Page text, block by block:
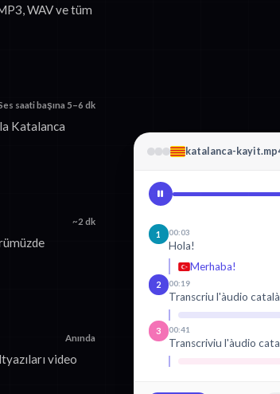
WAV ve tüm
saati başına 5–6 dk
Katalanca
~2 dk
Anında
video
katalanca-
1 00:03
Hola!
Merhaba!
2 00:19
Transcriu l'àudio català
3 00:41
Transcriviu l'àudio